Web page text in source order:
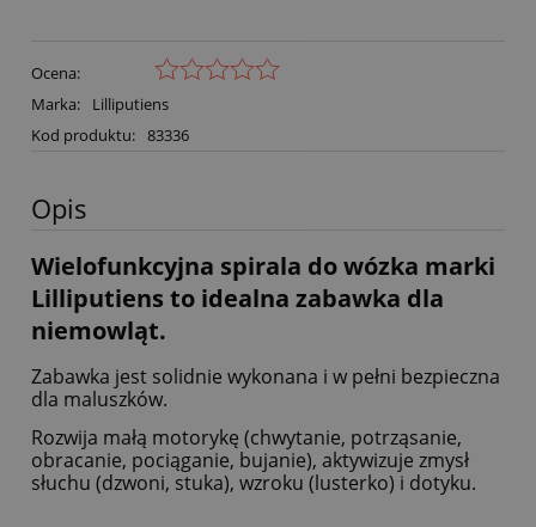
Ocena:
Marka:
Lilliputiens
Kod produktu: 83336
Opis
Wielofunkcyjna spirala do wózka marki
Lilliputiens to idealna zabawka dla
niemowląt.
Zabawka jest solidnie wykonana i w pełni bezpieczna
dla maluszków.
Rozwija małą motorykę (chwytanie, potrząsanie,
obracanie, pociąganie, bujanie), aktywizuje zmysł
słuchu (dzwoni, stuka), wzroku (lusterko) i dotyku.